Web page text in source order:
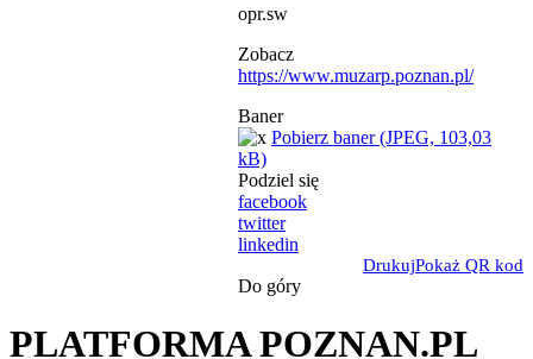
opr.sw
Zobacz
https://www.muzarp.poznan.pl/
Baner
Pobierz baner (JPEG, 103,03
kB)
Podziel się
facebook
twitter
linkedin
DrukujPokaż QR kod
Do góry
PLATFORMA POZNAN.PL